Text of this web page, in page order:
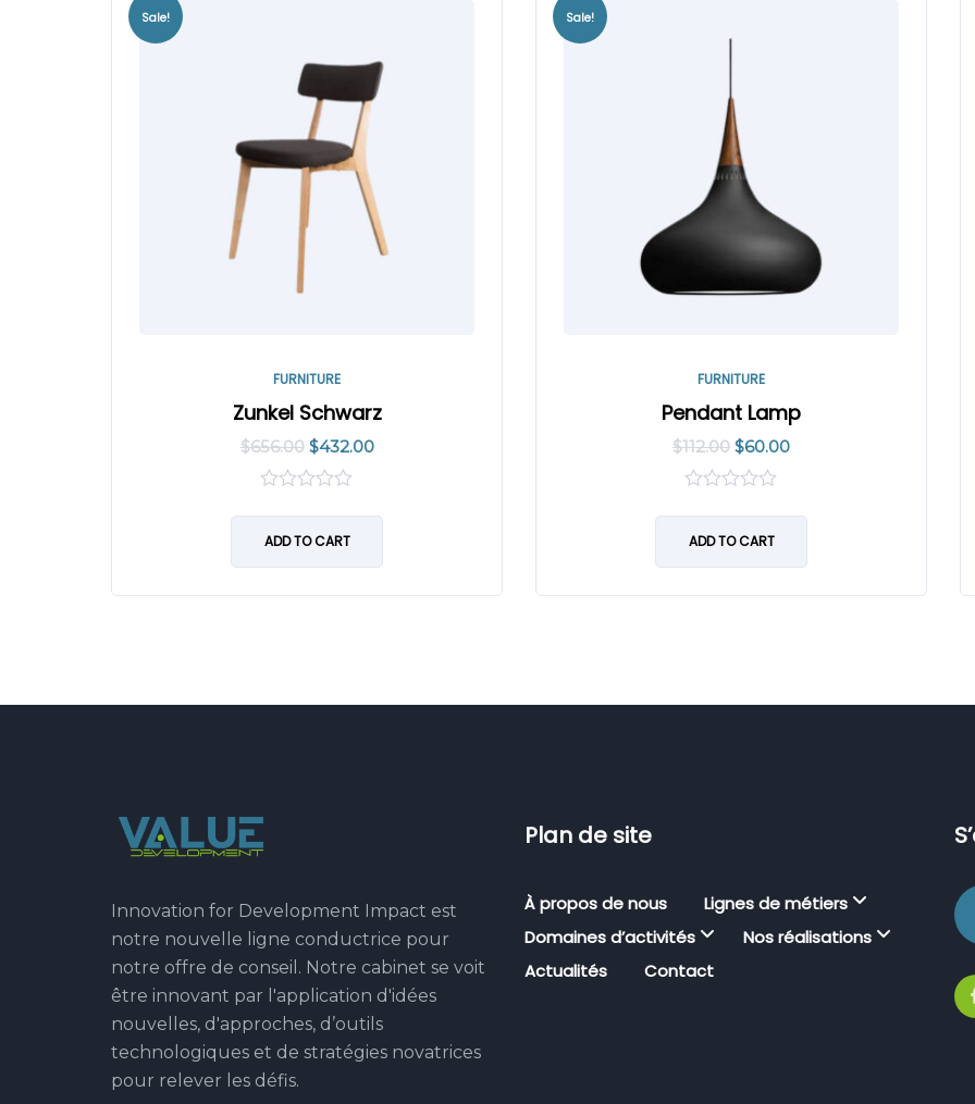
Sale!
FURNITURE
Zunkel Schwarz
$656.00 $432.00
of
ADD TO CART
Sale!
FURNITURE
Pendant Lamp
$112.00 $60.00
of
ADD TO CART
Innovation for Development Impact est
notre nouvelle ligne conductrice pour
notre offre de conseil. Notre cabinet se voit
être innovant par l'application d'idées
nouvelles, d'approches, d’outils
technologiques et de stratégies novatrices
pour relever les défis.
Plan de site
À propos de nous
Lignes de métiers
Domaines d’activités
Nos réalisations
Actualités
Contact